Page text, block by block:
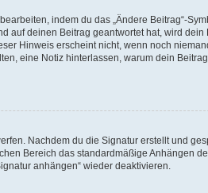
indem du das „Ändere Beitrag“-
auf deinen Beitrag geantwortet hat, wird dein
Hinweis erscheint nicht, wenn noch
eine Notiz hinterlassen, warum dein
Nachdem du die Signatur erstellt und
Bereich das standardmäßige Anhängen
anhängen“ wieder deaktivieren.